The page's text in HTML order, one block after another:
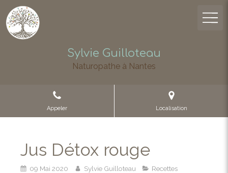
Sylvie Guilloteau
Naturopathe à Nantes
Appeler Localisation
Jus Détox rouge
09 Mai 2020 Sylvie Guilloteau Recettes